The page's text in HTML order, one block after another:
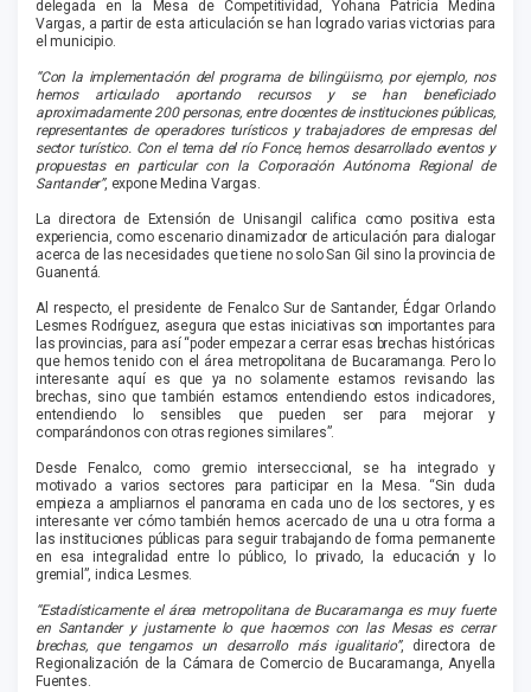
delegada en la Mesa de Competitividad, Yohana Patricia Medina
Vargas, a partir de esta articulación se han logrado varias victorias para
el municipio.
“Con la implementación del programa de bilingüismo, por ejemplo, nos
hemos articulado aportando recursos y se han beneficiado
aproximadamente 200 personas, entre docentes de instituciones públicas,
representantes de operadores turísticos y trabajadores de empresas del
sector turístico. Con el tema del río Fonce, hemos desarrollado eventos y
propuestas en particular con la Corporación Autónoma Regional de
Santander”, expone Medina Vargas.
La directora de Extensión de Unisangil califica como positiva esta
experiencia, como escenario dinamizador de articulación para dialogar
acerca de las necesidades que tiene no solo San Gil sino la provincia de
Guanentá.
Al respecto, el presidente de Fenalco Sur de Santander, Édgar Orlando
Lesmes Rodríguez, asegura que estas iniciativas son importantes para
las provincias, para así “poder empezar a cerrar esas brechas históricas
que hemos tenido con el área metropolitana de Bucaramanga. Pero lo
interesante aquí es que ya no solamente estamos revisando las
brechas, sino que también estamos entendiendo estos indicadores,
entendiendo lo sensibles que pueden ser para mejorar y
comparándonos con otras regiones similares”.
Desde Fenalco, como gremio interseccional, se ha integrado y
motivado a varios sectores para participar en la Mesa. “Sin duda
empieza a ampliarnos el panorama en cada uno de los sectores, y es
interesante ver cómo también hemos acercado de una u otra forma a
las instituciones públicas para seguir trabajando de forma permanente
en esa integralidad entre lo público, lo privado, la educación y lo
gremial”, indica Lesmes.
“Estadísticamente el área metropolitana de Bucaramanga es muy fuerte
en Santander y justamente lo que hacemos con las Mesas es cerrar
brechas, que tengamos un desarrollo más igualitario”, directora de
Regionalización de la Cámara de Comercio de Bucaramanga, Anyella
Fuentes.